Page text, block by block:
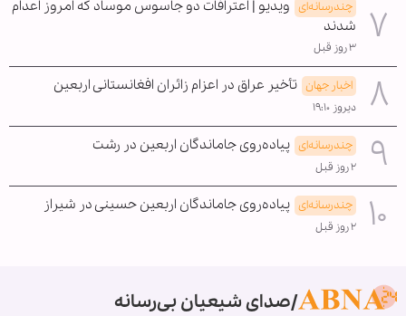
چندرسانه‌ای ویدیو | اعترافات دو جاسوس موساد که امروز اعدام
شدند
۳ روز قبل
اخبار جهان تأخیر عراق در اعزام زائران افغانستانی اربعین
دیروز ۱۹:۱۰
چندرسانه‌ای پیاده‌روی جاماندگان اربعین در رشت
۲ روز قبل
چندرسانه‌ای پیاده‌روی جاماندگان اربعین حسینی در شیراز
۲ روز قبل
صدای شیعیان بی‌رسانه